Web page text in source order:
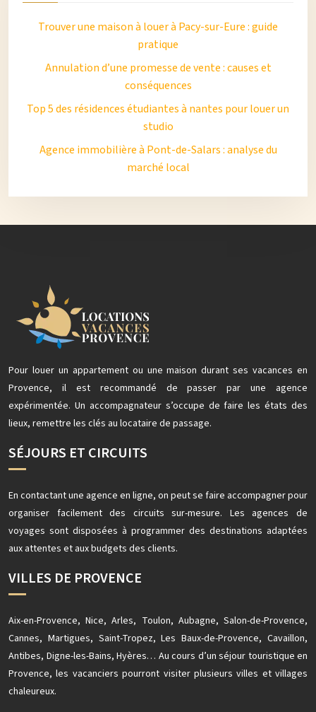
Trouver une maison à louer à Pacy-sur-Eure : guide
pratique
Annulation d’une promesse de vente : causes et
conséquences
Top 5 des résidences étudiantes à nantes pour louer un
studio
Agence immobilière à Pont-de-Salars : analyse du
marché local
Pour louer un appartement ou une maison durant ses vacances en
Provence, il est recommandé de passer par une agence
expérimentée. Un accompagnateur s’occupe de faire les états des
lieux, remettre les clés au locataire de passage.
SÉJOURS ET CIRCUITS
En contactant une agence en ligne, on peut se faire accompagner pour
organiser facilement des circuits sur-mesure. Les agences de
voyages sont disposées à programmer des destinations adaptées
aux attentes et aux budgets des clients.
VILLES DE PROVENCE
Aix-en-Provence, Nice, Arles, Toulon, Aubagne, Salon-de-Provence,
Cannes, Martigues, Saint-Tropez, Les Baux-de-Provence, Cavaillon,
Antibes, Digne-les-Bains, Hyères… Au cours d’un séjour touristique en
Provence, les vacanciers pourront visiter plusieurs villes et villages
chaleureux.